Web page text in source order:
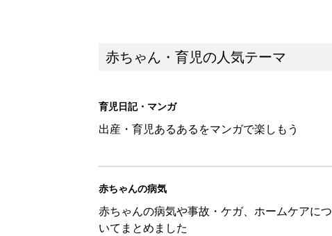
赤ちゃん・育児の人気テーマ
育児日記・マンガ
出産・育児あるあるをマンガで楽しもう
赤ちゃんの病気
赤ちゃんの病気や事故・ケガ、ホームケアにつ
いてまとめました